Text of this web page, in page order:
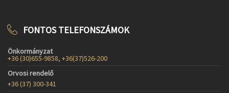
FONTOS TELEFONSZÁMOK
Önkormányzat
+36 (30)655-9858, +36(37)526-200
Orvosi rendelő
+36 (37) 300-341